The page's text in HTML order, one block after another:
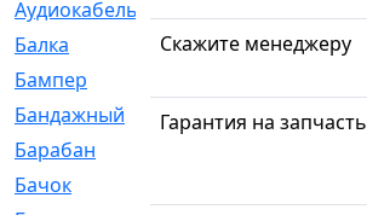
Аудиокабель
Балка
[58]
Бампер
Бандажный
[6]
Барабан
Бачок
Скажите менеджеру
Гарантия на запчасть